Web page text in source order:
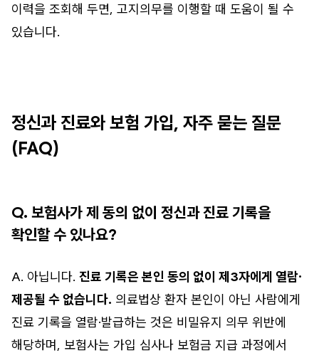
이력을 조회해 두면, 고지의무를 이행할 때 도움이 될 수
있습니다.
정신과 진료와 보험 가입, 자주 묻는 질문
(FAQ)
Q. 보험사가 제 동의 없이 정신과 진료 기록을
확인할 수 있나요?
A. 아닙니다. 진료 기록은 본인 동의 없이 제3자에게 열람·
제공될 수 없습니다. 의료법상 환자 본인이 아닌 사람에게
진료 기록을 열람·발급하는 것은 비밀유지 의무 위반에
해당하며, 보험사는 가입 심사나 보험금 지급 과정에서